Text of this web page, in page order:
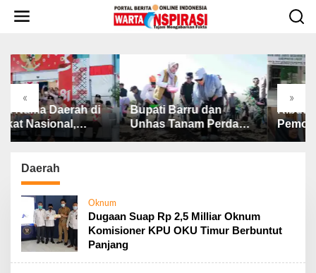
« »
Bupati Barru dan
Unhas Tanam Perdana
Jagung JJUH, Perkuat
Kesejahteraan Petani
Ribut.!! Dugaan
Pemotongan Dana
BAZNAS, Ini
Daerah
Oknum
Dugaan Suap Rp 2,5 Milliar Oknum
Komisioner KPU OKU Timur Berbuntut
Panjang